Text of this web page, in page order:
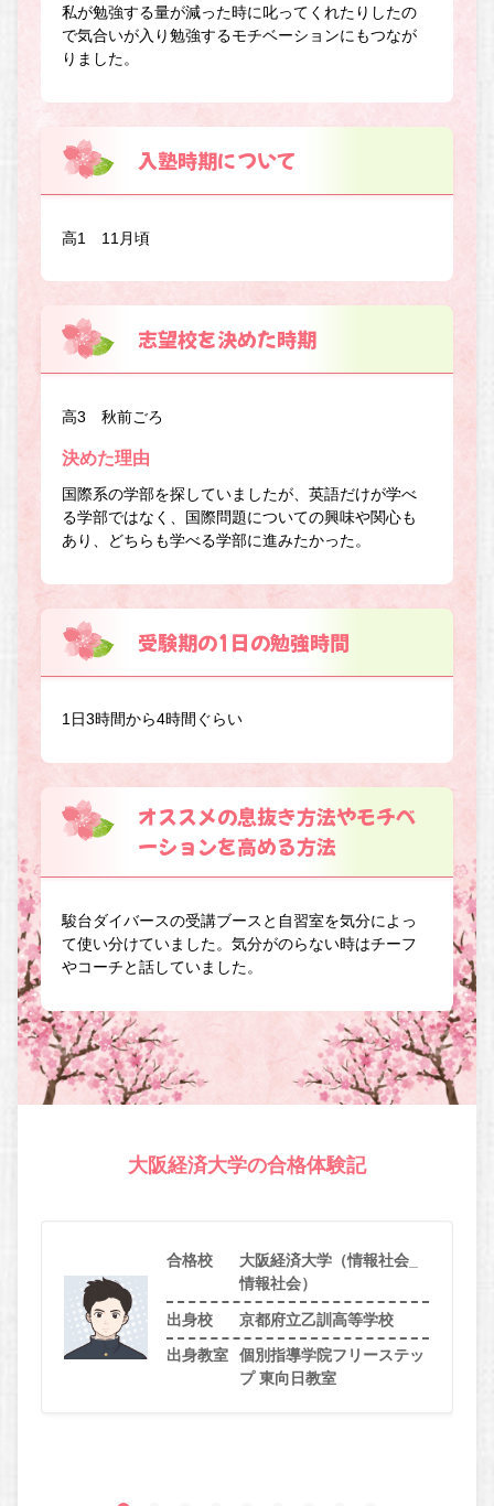
私が勉強する量が減った時に叱ってくれたりしたの
で気合いが入り勉強するモチベーションにもつなが
りました。
入塾時期について
高1 11月頃
志望校を決めた時期
高3 秋前ごろ
決めた理由
国際系の学部を探していましたが、英語だけが学べ
る学部ではなく、国際問題についての興味や関心も
あり、どちらも学べる学部に進みたかった。
受験期の1日の勉強時間
1日3時間から4時間ぐらい
オススメの息抜き方法やモチベ
ーションを高める方法
駿台ダイバースの受講ブースと自習室を気分によっ
て使い分けていました。気分がのらない時はチーフ
やコーチと話していました。
大阪経済大学の合格体験記
合格校
大阪経済大学（情報社会_
情報社会）
出身校 京都府立乙訓高等学校
出身教室
個別指導学院フリーステッ
プ 東向日教室